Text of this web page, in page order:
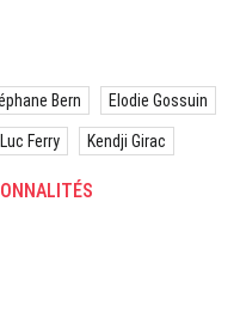
Bern Elodie Gossuin
Luc Ferry Kendji Girac